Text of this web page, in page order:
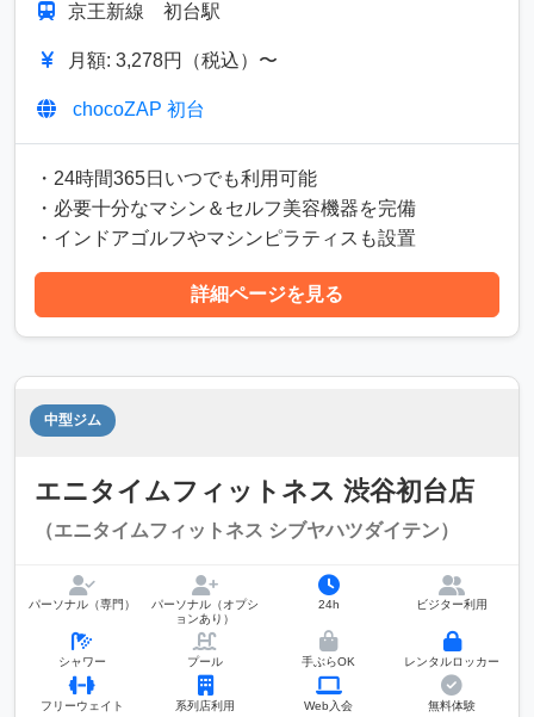
京王新線 初台駅
月額: 3,278円（税込）〜
chocoZAP 初台
・24時間365日いつでも利用可能
・必要十分なマシン＆セルフ美容機器を完備
・インドアゴルフやマシンピラティスも設置
詳細ページを見る
中型ジム
エニタイムフィットネス 渋谷初台店
（エニタイムフィットネス シブヤハツダイテン）
パーソナル（専門）
パーソナル（オプシ
ョンあり）
24h ビジター利用
シャワー プール 手ぶらOK レンタルロッカー
フリーウェイト 系列店利用 Web入会 無料体験